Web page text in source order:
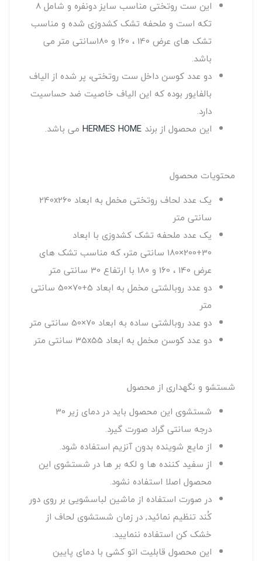
این ست روتختی مناسب سایز دونفره و شامل 8
تکه است و ملحفه تشک کشدوزی شده و مناسب
تشک های عرض 140 ، 160 و 180سانتی متر می
باشد.
دو عدد کوسن داخل ست روتختی، پر شده از الیاف
بالفایور بوده که این الیاف خاصیت ضد حساسیت
دارد.
این محصول از برند HERMES HOME می باشد.
محتویات محصول
یک عدد لحاف روتختی مخمل به ابعاد 240x260
سانتی متر
یک عدد ملحفه تشک کشدوزی با ابعاد
30+200×180 سانتی متر، که مناسب تشک های
عرض 140 ، 160 و 180 با ارتفاع 30 سانتی متر
دو عدد روبالشتی مخمل به ابعاد 5+70×50 سانتی
متر
دو عدد روبالشتی ساده به ابعاد 70×50 سانتی متر
دو عدد کوسن مخمل به ابعاد 35x55 سانتی متر
شستشو و نگهداری از محصول
شستشوی این محصول باید در دمای زیر 30
درجه سانتی گراد صورت گیرد.
از مایع شوینده بدون آنزیم استفاده شود.
از سفید کننده ها و لکه بر ها در شستشوی این
محصول اصلا استفاده نشود.
در صورت استفاده از ماشین لباسشویی بر روی دور
کُند تنظیم نمائید, در زمان شستشوی لحاف از
خشک کن استفاده ننمایید.
این محصول قابلیت اتو کشی با دمای پایین